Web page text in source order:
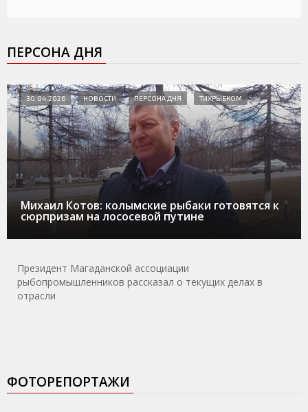
ПЕРСОНА ДНЯ
Михаил Котов: колымские рыбаки готовятся к
сюрпризам на лососевой путине
30.04.2026 НОВОСТИ ПЕРСОНА ДНЯ ТИХРЫБКОМ
Президент Магаданской ассоциации
рыбопромышленников рассказал о текущих делах в
отрасли
ФОТОРЕПОРТАЖИ